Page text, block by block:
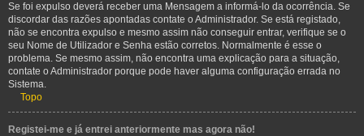
Se foi expulso deverá receber uma Mensagem a informá-lo da ocorrência. Se
discordar das razões apontadas contate o Administrador. Se está registado,
não se encontra expulso e mesmo assim não conseguir entrar, verifique se o
seu Nome de Utilizador e Senha estão corretos. Normalmente é esse o
problema. Se mesmo assim, não encontra uma explicação para a situação,
contate o Administrador porque pode haver alguma configuração errada no
Sistema.
Topo
Registei-me e já entrei anteriormente mas agora não!